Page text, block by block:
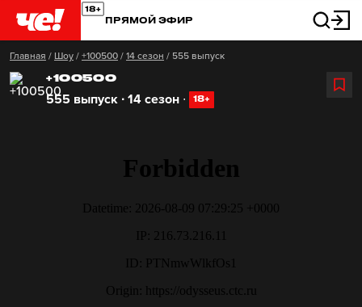
ПРЯМОЙ ЭФИР
Главная / Шоу / +100500 / 14 сезон / 555 выпуск
+100500
555 выпуск ∙ 14 сезон ∙ 18+